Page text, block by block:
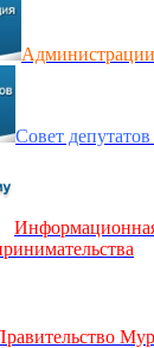
Совет